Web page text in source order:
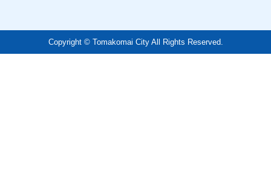
Copyright © Tomakomai City All Rights Reserved.